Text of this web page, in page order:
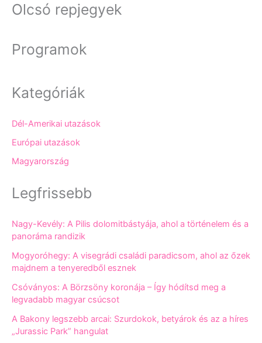
Olcsó repjegyek
Programok
Kategóriák
Dél-Amerikai utazások
Európai utazások
Magyarország
Legfrissebb
Nagy-Kevély: A Pilis dolomitbástyája, ahol a történelem és a
panoráma randizik
Mogyoróhegy: A visegrádi családi paradicsom, ahol az őzek
majdnem a tenyeredből esznek
Csóványos: A Börzsöny koronája – Így hódítsd meg a
legvadabb magyar csúcsot
A Bakony legszebb arcai: Szurdokok, betyárok és az a híres
„Jurassic Park” hangulat